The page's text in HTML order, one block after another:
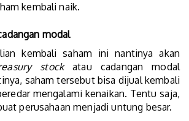
kembali naik.
modal
kembali saham ini nantinya akan
stockatau cadangan modal
saham tersebut bisa dijual kembali
mengalami kenaikan. Tentu saja,
perusahaan menjadi untung besar.